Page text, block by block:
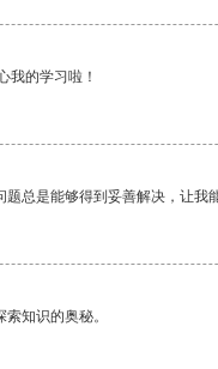
我的学习啦！
总是能够得到妥善解决，让我
知识的奥秘。